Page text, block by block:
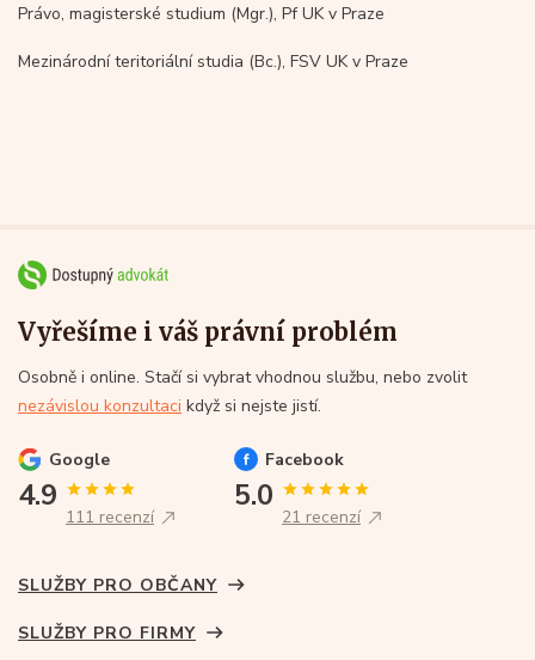
Právo, magisterské studium (Mgr.), Pf UK v Praze
Mezinárodní teritoriální studia (Bc.), FSV UK v Praze
Vyřešíme i váš právní problém
Osobně i online. Stačí si vybrat vhodnou službu, nebo zvolit
nezávislou konzultaci když si nejste jistí.
Google
4.9
111 recenzí
Facebook
5.0
21 recenzí
SLUŽBY PRO OBČANY
SLUŽBY PRO FIRMY